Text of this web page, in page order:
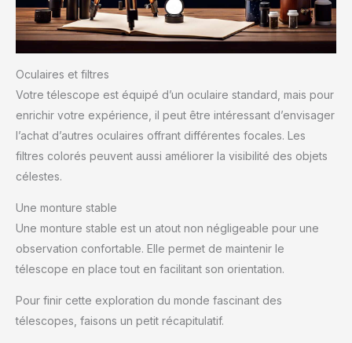
Oculaires et filtres
Votre télescope est équipé d’un oculaire standard, mais pour
enrichir votre expérience, il peut être intéressant d’envisager
l’achat d’autres oculaires offrant différentes focales. Les
filtres colorés peuvent aussi améliorer la visibilité des objets
célestes.
Une monture stable
Une monture stable est un atout non négligeable pour une
observation confortable. Elle permet de maintenir le
télescope en place tout en facilitant son orientation.
Pour finir cette exploration du monde fascinant des
télescopes, faisons un petit récapitulatif.